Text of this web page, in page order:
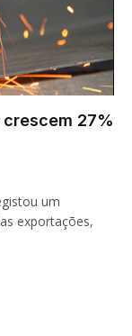
27%
um
exportações,